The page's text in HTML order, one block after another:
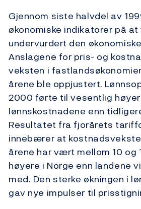
Gjennom siste halvdel av
økonomiske indikatorer på at
undervurdert den
Anslagene for pris- og
veksten i
årene ble oppjustert.
2000 førte til vesentlig
lønnskostnadene enn
Resultatet fra fjorårets
innebærer at
årene har vært mellom 10 og
høyere i Norge enn landene
med. Den sterke økningen i
gav nye impulser til